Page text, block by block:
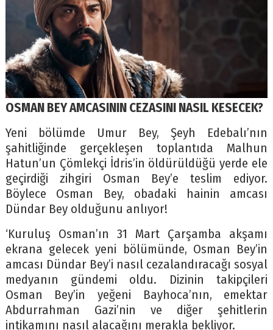
OSMAN BEY AMCASININ CEZASINI NASIL KESECEK?
Yeni bölümde Umur Bey, Şeyh Edebalı’nın
şahitliğinde gerçekleşen toplantıda Malhun
Hatun’un Çömlekçi İdris’in öldürüldüğü yerde ele
geçirdiği zihgiri Osman Bey’e teslim ediyor.
Böylece Osman Bey, obadaki hainin amcası
Dündar Bey olduğunu anlıyor!
‘Kuruluş Osman’ın 31 Mart Çarşamba akşamı
ekrana gelecek yeni bölümünde, Osman Bey’in
amcası Dündar Bey’i nasıl cezalandıracağı sosyal
medyanın gündemi oldu. Dizinin takipçileri
Osman Bey’in yeğeni Bayhoca’nın, emektar
Abdurrahman Gazi’nin ve diğer şehitlerin
intikamını nasıl alacağını merakla bekliyor.